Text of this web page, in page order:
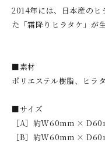
2014年には、日本産のヒ
た「霜降りヒラタケ」が
■素材
ポリエステル樹脂、ヒラ
■サイズ
［A］約W60mm ×
［B］約W60mm ×